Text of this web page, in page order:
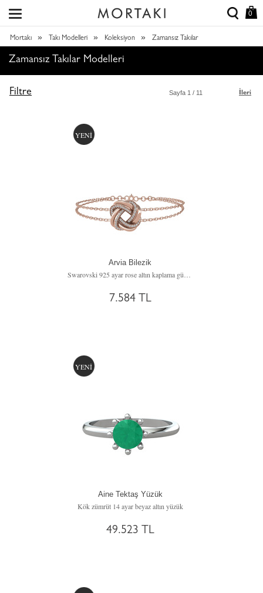
0
Mortakı » Takı Modelleri » Koleksiyon » Zamansız Takılar
Zamansız Takılar Modelleri
Filtre İleri
Sayfa 1 / 11
YENİ
Arvia Bilezik
7.584 TL
YENİ
Aine Tektaş Yüzük
Kök zümrüt 14 ayar beyaz altın yüzük
49.523 TL